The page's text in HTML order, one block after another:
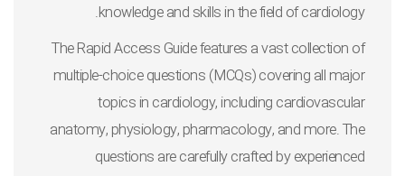
knowledge and skills in the field of cardiology.
The Rapid Access Guide features a vast collection of
multiple-choice questions (MCQs) covering all major
topics in cardiology, including cardiovascular
anatomy, physiology, pharmacology, and more. The
questions are carefully crafted by experienced